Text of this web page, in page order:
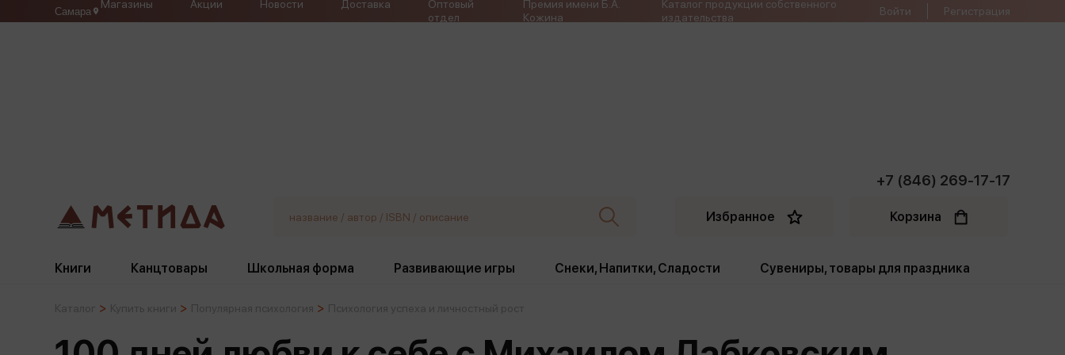
Самара
Магазины Акции Новости Доставка
Оптовый
отдел
Премия имени Б.А.
Кожина
Каталог продукции собственного
издательства
Войти Регистрация
+7 (846) 269-17-17
Избранное Корзина
Книги Канцтовары Школьная форма Развивающие игры Снеки, Напитки, Сладости Сувениры, товары для праздника